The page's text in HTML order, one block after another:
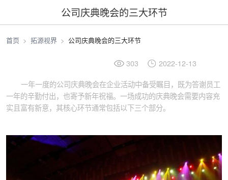
公司庆典晚会的三大环节
首页 拓源视界 公司庆典晚会的三大环节
303 2022-12-13
一年一度的公司庆典晚会在企业活动中备受瞩目，既为答谢员工
一年的辛勤付出，也寄予新年祝福。一场成功的庆典晚会需要内容充
实且富有新意，其核心环节通常包括以下三个部分。